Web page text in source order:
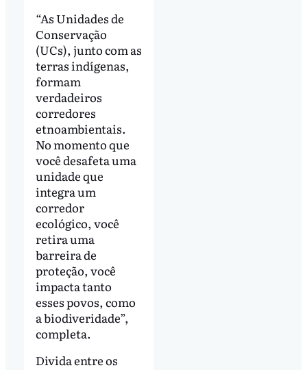
“As Unidades de
Conservação
(UCs), junto com as
terras indígenas,
formam
verdadeiros
corredores
etnoambientais.
No momento que
você desafeta uma
unidade que
integra um
corredor
ecológico, você
retira uma
barreira de
proteção, você
impacta tanto
esses povos, como
a biodiveridade”,
completa.
Divida entre os